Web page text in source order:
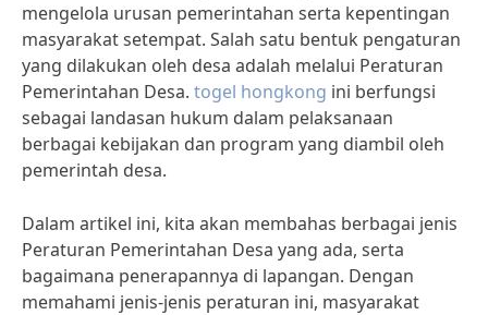
mengelola urusan pemerintahan serta kepentingan
masyarakat setempat. Salah satu bentuk pengaturan
yang dilakukan oleh desa adalah melalui Peraturan
Pemerintahan Desa. togel hongkong ini berfungsi
sebagai landasan hukum dalam pelaksanaan
berbagai kebijakan dan program yang diambil oleh
pemerintah desa.
Dalam artikel ini, kita akan membahas berbagai jenis
Peraturan Pemerintahan Desa yang ada, serta
bagaimana penerapannya di lapangan. Dengan
memahami jenis-jenis peraturan ini, masyarakat